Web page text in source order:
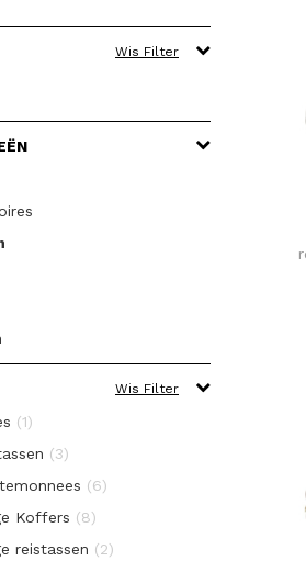
Wis Filter
Wis Filter
(1)
(3)
(6)
Koffers (8)
reistassen (2)